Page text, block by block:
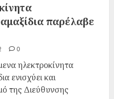
παρέλαβε
0
ηλεκτροκίνητα
ενισχύει και
της Διεύθυνσης